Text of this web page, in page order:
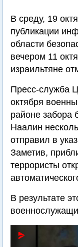
В среду, 19
публикации
области
вечером 11
израильтяне
Пресс-служба
октября
районе забора
Наалин
отправил в
Заметив,
террористы
В результате